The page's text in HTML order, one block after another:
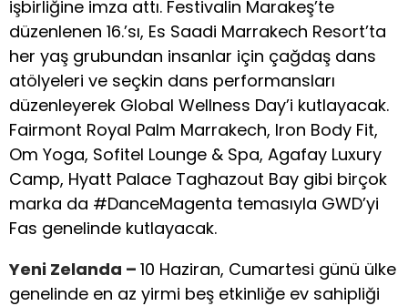
işbirliğine imza attı. Festivalin Marakeş’te
düzenlenen 16.’sı, Es Saadi Marrakech Resort’ta
her yaş grubundan insanlar için çağdaş dans
atölyeleri ve seçkin dans performansları
düzenleyerek Global Wellness Day’i kutlayacak.
Fairmont Royal Palm Marrakech, Iron Body Fit,
Om Yoga, Sofitel Lounge & Spa, Agafay Luxury
Camp, Hyatt Palace Taghazout Bay gibi birçok
marka da #DanceMagenta temasıyla GWD’yi
Fas genelinde kutlayacak.
Yeni Zelanda – 10 Haziran, Cumartesi günü ülke
genelinde en az yirmi beş etkinliğe ev sahipliği